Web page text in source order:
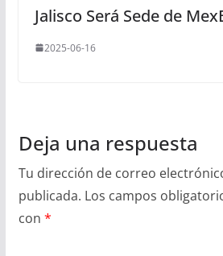
Jalisco Será Sede de
2025-06-16
Deja una respuesta
Tu dirección de correo
publicada. Los campos
con *